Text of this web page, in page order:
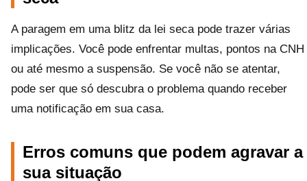
A paragem em uma blitz da lei seca pode trazer várias
implicações. Você pode enfrentar multas, pontos na CNH
ou até mesmo a suspensão. Se você não se atentar,
pode ser que só descubra o problema quando receber
uma notificação em sua casa.
Erros comuns que podem agravar a
sua situação